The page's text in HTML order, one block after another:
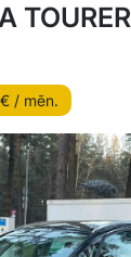
/ mēn.